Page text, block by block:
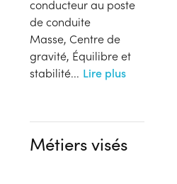
conducteur au poste
de conduite
Masse, Centre de
gravité, Équilibre et
stabilité... Lire plus
Métiers visés